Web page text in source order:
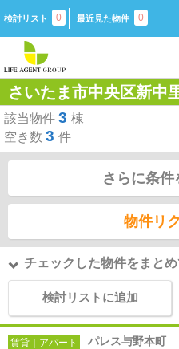
検討リスト 0 最近見た物件 0
さいたま市中央区新中
該当物件 3 棟
空き数 3 件
さらに条
物件リ
チェックした物件をまとめ
検討リストに追加
賃貸｜アパート パレス与野本町